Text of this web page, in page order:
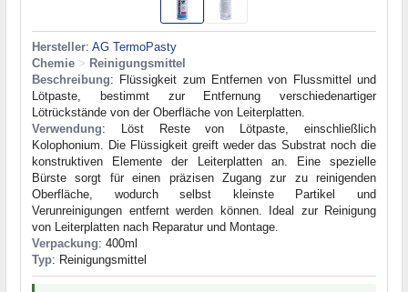
Hersteller: AG TermoPasty
Chemie > Reinigungsmittel
Beschreibung: Flüssigkeit zum Entfernen von Flussmittel und
Lötpaste, bestimmt zur Entfernung verschiedenartiger
Lötrückstände von der Oberfläche von Leiterplatten.
Verwendung: Löst Reste von Lötpaste, einschließlich
Kolophonium. Die Flüssigkeit greift weder das Substrat noch die
konstruktiven Elemente der Leiterplatten an. Eine spezielle
Bürste sorgt für einen präzisen Zugang zur zu reinigenden
Oberfläche, wodurch selbst kleinste Partikel und
Verunreinigungen entfernt werden können. Ideal zur Reinigung
von Leiterplatten nach Reparatur und Montage.
Verpackung: 400ml
Typ: Reinigungsmittel